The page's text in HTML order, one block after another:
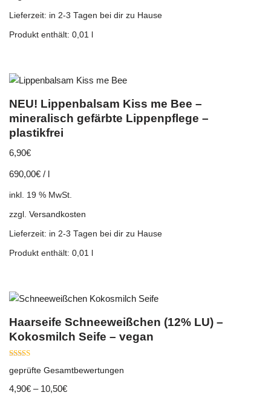
Lieferzeit: in 2-3 Tagen bei dir zu Hause
Produkt enthält: 0,01
NEU! Lippenbalsam Kiss me Bee –
mineralisch gefärbte Lippenpflege –
plastikfrei
6,90€
690,00€ / l
inkl. 19 % MwSt.
zzgl. Versandkosten
Lieferzeit: in 2-3 Tagen bei dir zu Hause
Produkt enthält: 0,01
Haarseife Schneeweißchen (12% LU) –
Kokosmilch Seife – vegan
5.00
geprüfte Gesamtbewertungen
4,90€ – 10,50€